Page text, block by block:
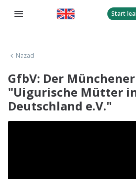
Start
Nazad
GfbV: Der
"Uigurische Mütter
Deutschland e.V."